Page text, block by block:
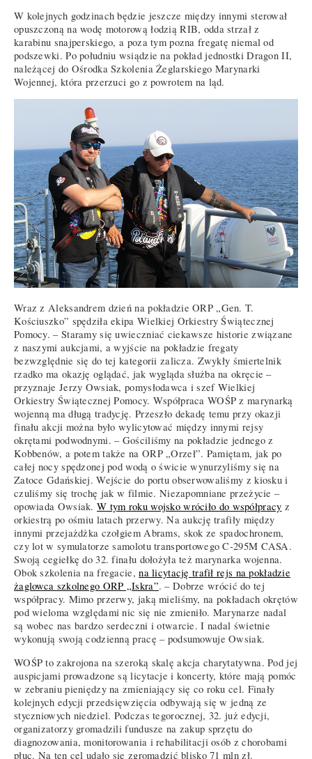
W kolejnych godzinach będzie jeszcze między innymi sterował
opuszczoną na wodę motorową łodzią RIB, odda strzał z
karabinu snajperskiego, a poza tym pozna fregatę niemal od
podszewki. Po południu wsiądzie na pokład jednostki Dragon II,
należącej do Ośrodka Szkolenia Żeglarskiego Marynarki
Wojennej, która przerzuci go z powrotem na ląd.
Wraz z Aleksandrem dzień na pokładzie ORP „Gen. T.
Kościuszko” spędziła ekipa Wielkiej Orkiestry Świątecznej
Pomocy. – Staramy się uwieczniać ciekawsze historie związane
z naszymi aukcjami, a wyjście na pokładzie fregaty
bezwzględnie się do tej kategorii zalicza. Zwykły śmiertelnik
rzadko ma okazję oglądać, jak wygląda służba na okręcie –
przyznaje Jerzy Owsiak, pomysłodawca i szef Wielkiej
Orkiestry Świątecznej Pomocy. Współpraca WOŚP z marynarką
wojenną ma długą tradycję. Przeszło dekadę temu przy okazji
finału akcji można było wylicytować między innymi rejsy
okrętami podwodnymi. – Gościliśmy na pokładzie jednego z
Kobbenów, a potem także na ORP „Orzeł”. Pamiętam, jak po
całej nocy spędzonej pod wodą o świcie wynurzyliśmy się na
Zatoce Gdańskiej. Wejście do portu obserwowaliśmy z kiosku i
czuliśmy się trochę jak w filmie. Niezapomniane przeżycie –
opowiada Owsiak. W tym roku wojsko wróciło do współpracy z
orkiestrą po ośmiu latach przerwy. Na aukcję trafiły między
innymi przejażdżka czołgiem Abrams, skok ze spadochronem,
czy lot w symulatorze samolotu transportowego C-295M CASA.
Swoją cegiełkę do 32. finału dołożyła też marynarka wojenna.
Obok szkolenia na fregacie,na licytację trafił rejs na pokładzie
żaglowca szkolnego ORP „Iskra”. – Dobrze wrócić do tej
współpracy. Mimo przerwy, jaką mieliśmy, na pokładach okrętów
pod wieloma względami nic się nie zmieniło. Marynarze nadal
są wobec nas bardzo serdeczni i otwarcie. I nadal świetnie
wykonują swoją codzienną pracę – podsumowuje Owsiak.
WOŚP to zakrojona na szeroką skalę akcja charytatywna. Pod jej
auspicjami prowadzone są licytacje i koncerty, które mają pomóc
w zebraniu pieniędzy na zmieniający się co roku cel. Finały
kolejnych edycji przedsięwzięcia odbywają się w jedną ze
styczniowych niedziel. Podczas tegorocznej, 32. już edycji,
organizatorzy gromadzili fundusze na zakup sprzętu do
diagnozowania, monitorowania i rehabilitacji osób z chorobami
płuc. Na ten cel udało się zgromadzić blisko 71 mln zł.